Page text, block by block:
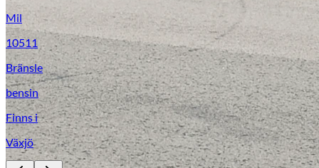
Mil
10511
Bränsle
bensin
Finns i
Växjö